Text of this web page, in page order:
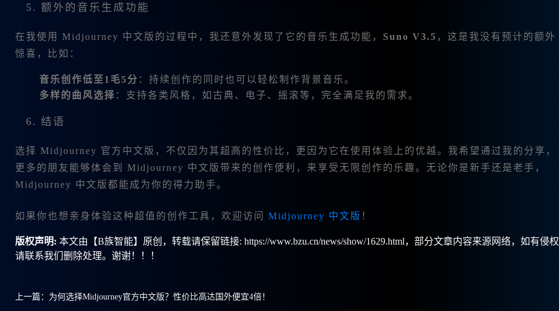
5. 额外的音乐生成功能
在我使用 Midjourney 中文版的过程中，我还意外发现了它的音乐生成功能， Suno V3.5 ，这是我没有预计的额外
惊喜，比如：
音乐创作低至1毛5分 ：持续创作的同时也可以轻松制作背景音乐。
多样的曲风选择 ：支持各类风格，如古典、电子、摇滚等，完全满足我的需求。
6. 结语
选择 Midjourney 官方中文版，不仅因为其超高的性价比，更因为它在使用体验上的优越。我希望通过我的分享，
更多的朋友能够体会到 Midjourney 中文版带来的创作便利，来享受无限创作的乐趣。无论你是新手还是老手，
Midjourney 中文版都能成为你的得力助手。
如果你也想亲身体验这种超值的创作工具，欢迎访问 Midjourney 中文版 ！
版权声明: 本文由【B族智能】原创，转载请保留链接: https://www.bzu.cn/news/show/1629.html，部分文章内容来源网络，如有侵权
请联系我们删除处理。谢谢！！！
上一篇： 为何选择Midjourney官方中文版？性价比高达国外便宜4倍！